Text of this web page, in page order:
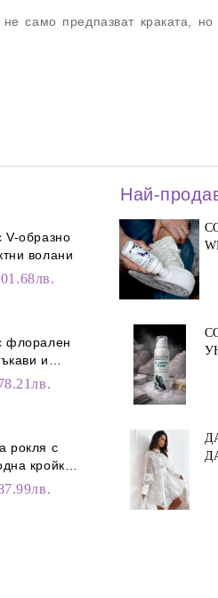
само предпазват краката,
V-образно
волани
флорален
и
рокля с
кройка и
Най-